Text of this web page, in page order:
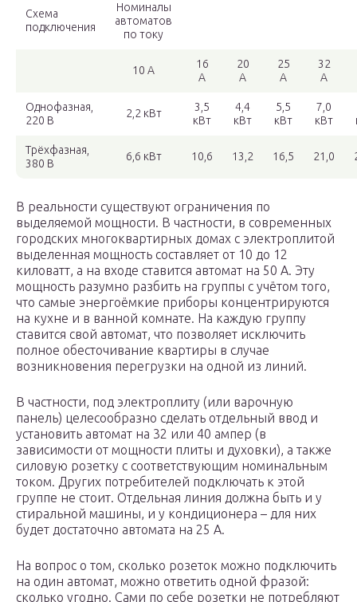
Схема
подключения
Номиналы
автоматов
по току
10 А
16
А
20
А
25
А
32
А
Однофазная,
220 В
2,2 кВт
3,5
кВт
4,4
кВт
5,5
кВт
7,0
кВт
Трёхфазная,
380 В
6,6 кВт 10,6 13,2 16,5 21,0
В реальности существуют ограничения по
выделяемой мощности. В частности, в современных
городских многоквартирных домах с электроплитой
выделенная мощность составляет от 10 до 12
киловатт, а на входе ставится автомат на 50 А. Эту
мощность разумно разбить на группы с учётом того,
что самые энергоёмкие приборы концентрируются
на кухне и в ванной комнате. На каждую группу
ставится свой автомат, что позволяет исключить
полное обесточивание квартиры в случае
возникновения перегрузки на одной из линий.
В частности, под электроплиту (или варочную
панель) целесообразно сделать отдельный ввод и
установить автомат на 32 или 40 ампер (в
зависимости от мощности плиты и духовки), а также
силовую розетку с соответствующим номинальным
током. Других потребителей подключать к этой
группе не стоит. Отдельная линия должна быть и у
стиральной машины, и у кондиционера – для них
будет достаточно автомата на 25 А.
На вопрос о том, сколько розеток можно подключить
на один автомат, можно ответить одной фразой:
сколько угодно. Сами по себе розетки не потребляют